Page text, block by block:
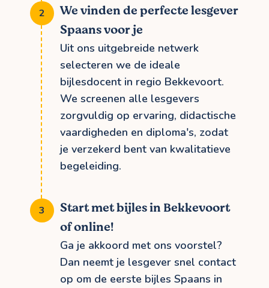
We vinden de perfecte lesgever
Spaans voor je
Uit ons uitgebreide netwerk
selecteren we de ideale
bijlesdocent in regio Bekkevoort.
We screenen alle lesgevers
zorgvuldig op ervaring, didactische
vaardigheden en diploma's, zodat
je verzekerd bent van kwalitatieve
begeleiding.
Start met bijles in Bekkevoort
of online!
Ga je akkoord met ons voorstel?
Dan neemt je lesgever snel contact
op om de eerste bijles Spaans in